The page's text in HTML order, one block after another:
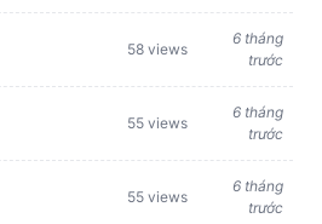
58 views
6 tháng
trước
55 views
6 tháng
trước
55 views
6 tháng
trước